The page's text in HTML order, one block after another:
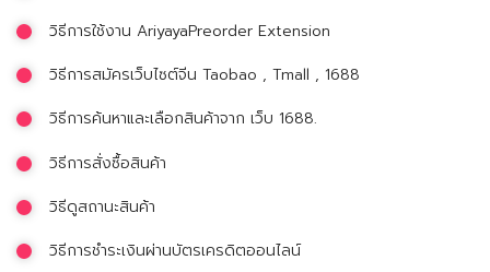
วิธีการใช้งาน AriyayaPreorder Extension
วิธีการสมัครเว็บไซต์จีน Taobao , Tmall , 1688
วิธีการค้นหาและเลือกสินค้าจาก เว็บ 1688.
วิธีการสั่งซื้อสินค้า
วิธีดูสถานะสินค้า
วิธีการชำระเงินผ่านบัตรเครดิตออนไลน์